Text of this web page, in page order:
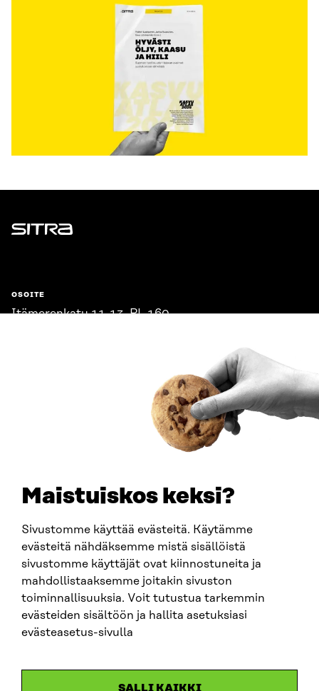
Maistuiskos keksi?
Sivustomme käyttää evästeitä. Käytämme
evästeitä nähdäksemme mistä sisällöistä
sivustomme käyttäjät ovat kiinnostuneita ja
mahdollistaaksemme joitakin sivuston
toiminnallisuuksia. Voit tutustua tarkemmin
evästeiden sisältöön ja hallita asetuksiasi
evästeasetus-sivulla
SALLI KAIKKI
Sitra
OSOITE
Itämerenkatu 11-13, PL 160,
SITRA SOSIAALISESSA MEDIASSA
LinkedIn
Instagram
YouTube